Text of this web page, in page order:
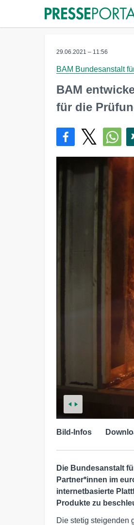
29.06.2021 – 11:56
BAM Bundesanstalt
BAM
für die
Bild-Infos
Die Bundesanstalt
Partner*innen im
internetbasierte
Produkte zu
Die stetig steigenden